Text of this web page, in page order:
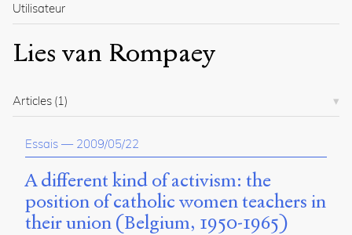
La
revue
Présentation
Publier
À
propos
du
site
Archipel
Utilisateur
Lies van Rompaey
Articles (1)
Essais — 2009/05/22
A different kind of activism: the
position of catholic women teachers in
their union (Belgium, 1950-1965)